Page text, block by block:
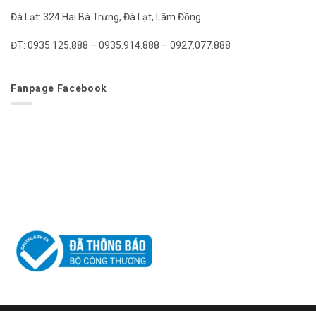
Đà Lạt: 324 Hai Bà Trưng, Đà Lạt, Lâm Đồng
ĐT: 0935.125.888 – 0935.914.888 – 0927.077.888
Fanpage Facebook